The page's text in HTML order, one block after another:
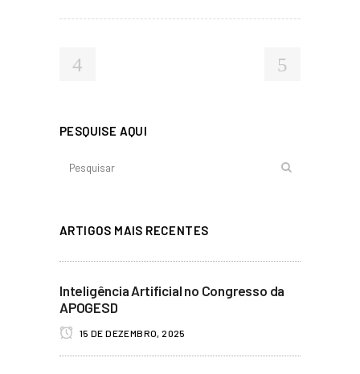
PESQUISE AQUI
ARTIGOS MAIS RECENTES
Inteligência Artificial no Congresso da
APOGESD
15 DE DEZEMBRO, 2025